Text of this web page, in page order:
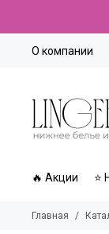
О компании
🔥 Акции ⭐
Главная